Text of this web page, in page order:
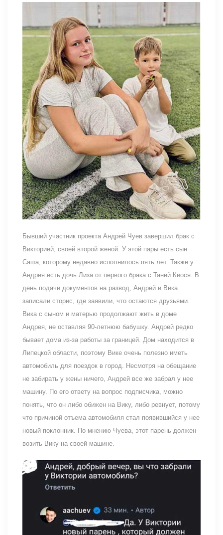
Бывший участник проекта Андрей Чуев завершил брак с
Викторией, своей второй женой. У этой пары есть сын
Саша, которому недавно исполнилось пять лет. Также у
Андрея есть дочь Лиза от первого брака с Таней Киося. В
день подачи документов на развод, Андрей и Вика
записали сторис, где заявили, что остаются друзьями.
Вика с сыном и матерью продолжают жить в доме
Андрея, не оставляя 90-летнюю бабушку. Андрей редко
бывает дома из-за работы за границей. Дом находится в
Липецкой области, поэтому Вике очень полезно иметь
автомобиль для поездок в город. Несмотря на обещание
не забирать у жены ничего, Андрей все же забрал у нее
машину. По его ответу на вопрос подписчика, можно
понять, что он либо обижен на Вику, либо ревнует, потому
что причиной отъема автомобиля стал появившийся у нее
новый поклонник. По мнению Чуева, этот парень должен
возить Вику на своей машине.